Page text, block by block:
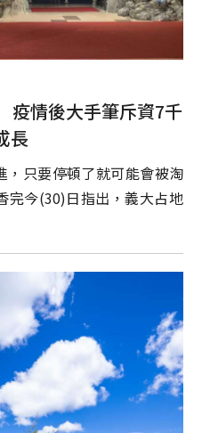
情後大手筆斥資7千
長
，只要停頓了就可能會被淘
完今(30)日指出，義大占地